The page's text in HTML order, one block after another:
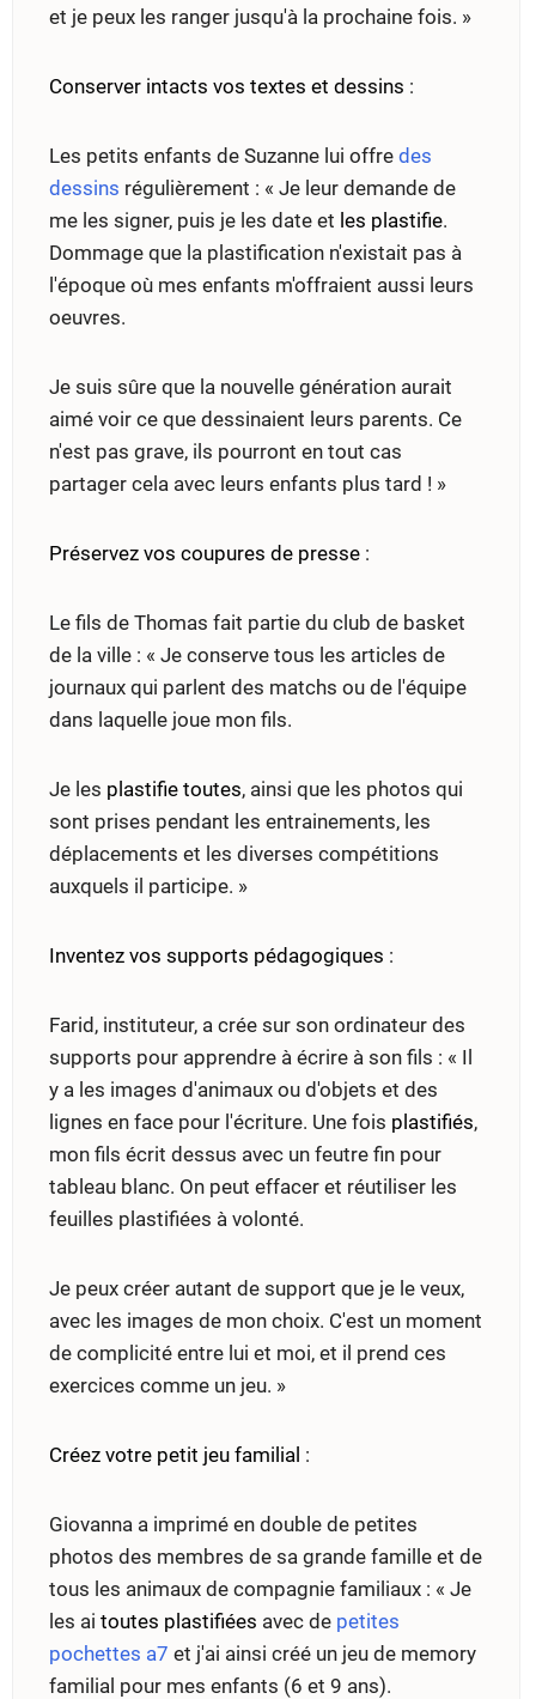
et je peux les ranger jusqu'à la prochaine fois. »
Conserver intacts vos textes et dessins :
Les petits enfants de Suzanne lui offre des
dessins régulièrement : « Je leur demande de
me les signer, puis je les date et les plastifie.
Dommage que la plastification n'existait pas à
l'époque où mes enfants m'offraient aussi leurs
oeuvres.
Je suis sûre que la nouvelle génération aurait
aimé voir ce que dessinaient leurs parents. Ce
n'est pas grave, ils pourront en tout cas
partager cela avec leurs enfants plus tard ! »
Préservez vos coupures de presse :
Le fils de Thomas fait partie du club de basket
de la ville : « Je conserve tous les articles de
journaux qui parlent des matchs ou de l'équipe
dans laquelle joue mon fils.
Je les plastifie toutes, ainsi que les photos qui
sont prises pendant les entrainements, les
déplacements et les diverses compétitions
auxquels il participe. »
Inventez vos supports pédagogiques :
Farid, instituteur, a crée sur son ordinateur des
supports pour apprendre à écrire à son fils : « Il
y a les images d'animaux ou d'objets et des
lignes en face pour l'écriture. Une fois plastifiés,
mon fils écrit dessus avec un feutre fin pour
tableau blanc. On peut effacer et réutiliser les
feuilles plastifiées à volonté.
Je peux créer autant de support que je le veux,
avec les images de mon choix. C'est un moment
de complicité entre lui et moi, et il prend ces
exercices comme un jeu. »
Créez votre petit jeu familial :
Giovanna a imprimé en double de petites
photos des membres de sa grande famille et de
tous les animaux de compagnie familiaux : « Je
les ai toutes plastifiées avec de petites
pochettes a7 et j'ai ainsi créé un jeu de memory
familial pour mes enfants (6 et 9 ans).